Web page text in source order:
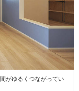
がゆるくつながってい